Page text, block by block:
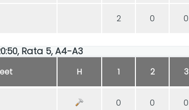
2 0 0
Rata 5, A4-A3
H 1 2 3
0 0 0